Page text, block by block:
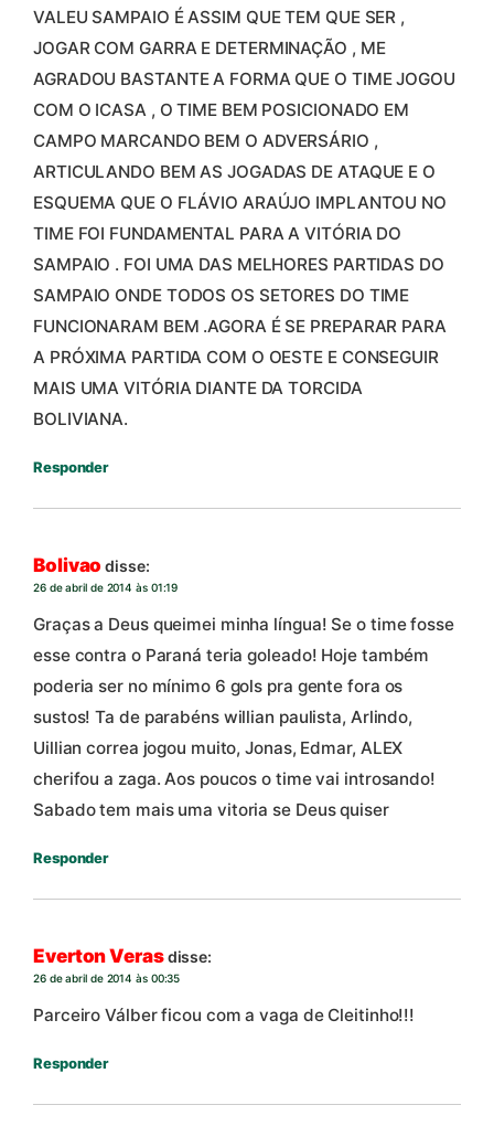
VALEU SAMPAIO É ASSIM QUE TEM QUE SER ,
JOGAR COM GARRA E DETERMINAÇÃO , ME
AGRADOU BASTANTE A FORMA QUE O TIME JOGOU
COM O ICASA , O TIME BEM POSICIONADO EM
CAMPO MARCANDO BEM O ADVERSÁRIO ,
ARTICULANDO BEM AS JOGADAS DE ATAQUE E O
ESQUEMA QUE O FLÁVIO ARAÚJO IMPLANTOU NO
TIME FOI FUNDAMENTAL PARA A VITÓRIA DO
SAMPAIO . FOI UMA DAS MELHORES PARTIDAS DO
SAMPAIO ONDE TODOS OS SETORES DO TIME
FUNCIONARAM BEM .AGORA É SE PREPARAR PARA
A PRÓXIMA PARTIDA COM O OESTE E CONSEGUIR
MAIS UMA VITÓRIA DIANTE DA TORCIDA
BOLIVIANA.
Responder
Bolivao disse:
26 de abril de 2014 às 01:19
Graças a Deus queimei minha língua! Se o time fosse
esse contra o Paraná teria goleado! Hoje também
poderia ser no mínimo 6 gols pra gente fora os
sustos! Ta de parabéns willian paulista, Arlindo,
Uillian correa jogou muito, Jonas, Edmar, ALEX
cherifou a zaga. Aos poucos o time vai introsando!
Sabado tem mais uma vitoria se Deus quiser
Responder
Everton Verasdisse:
26 de abril de 2014 às 00:35
Parceiro Válber ficou com a vaga de Cleitinho!!!
Responder